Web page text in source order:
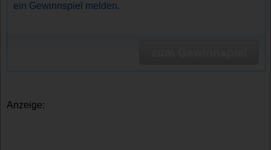
ein Gewinnspiel melden.
Anzeige: